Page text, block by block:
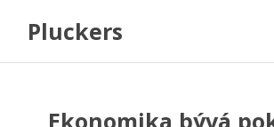
Pluckers
Ekonomika bývá